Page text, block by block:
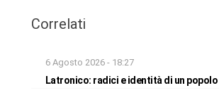
Correlati
6 Agosto 2026 - 18:27
Latronico: radici e identità di un popolo